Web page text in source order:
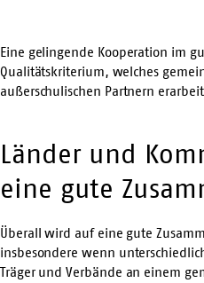
Eine gelingende Kooperation im
Qualitätskriterium, welches
außerschulischen Partnern
Länder und
eine gute
Überall wird auf eine gute
insbesondere wenn
Träger und Verbände an einem